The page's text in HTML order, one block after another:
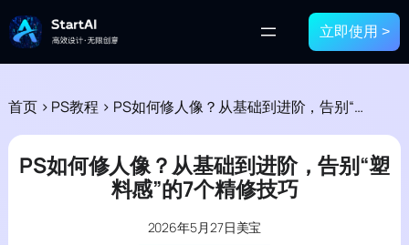
立即使用 >
首页 > PS教程 > PS如何修人像？从基础到进阶，告别“塑料感”的7个精修技巧
PS如何修人像？从基础到进阶，告别“塑
料感”的7个精修技巧
2026年5月27日美宝